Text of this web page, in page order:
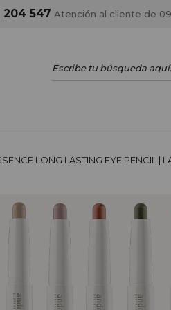
ENTRAR
estar al día en los
204 547 Atención al cliente de
LONG LASTING EYE PENCIL |